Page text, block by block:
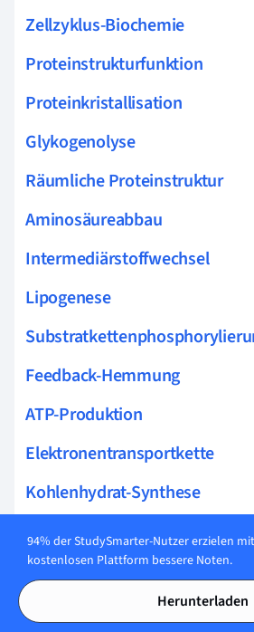
Zellzyklus-Biochemie
Proteinstrukturfunktion
Proteinkristallisation
Glykogenolyse
Räumliche Proteinstruktur
Aminosäureabbau
Intermediärstoffwechsel
Lipogenese
Feedback-Hemmung
ATP-Produktion
Elektronentransportkette
Kohlenhydrat-Synthese
Biochemische Reaktionen
Desaminierung
Ammoniakstoffwechsel
94% der StudySmarter-Nutzer erzielen
kostenlosen Plattform bessere Noten.
Herunterladen